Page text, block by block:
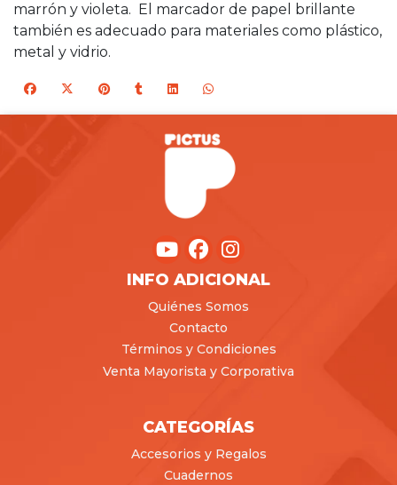
marrón y violeta. El marcador de papel brillante
también es adecuado para materiales como plástico,
metal y vidrio.
INFO ADICIONAL
Quiénes Somos
Contacto
Términos y Condiciones
Venta Mayorista y Corporativa
CATEGORÍAS
Accesorios y Regalos
Cuadernos